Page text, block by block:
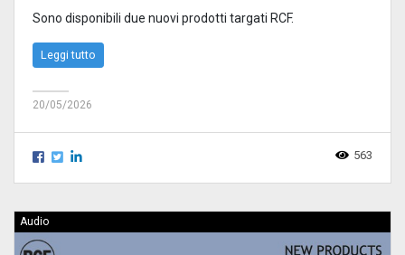
Sono disponibili due nuovi prodotti targati RCF.
Leggi tutto
20/05/2026
563
Audio